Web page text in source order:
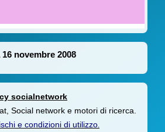
16 novembre 2008
socialnetwork
Social network e motori di ricerca.
e condizioni di utilizzo.